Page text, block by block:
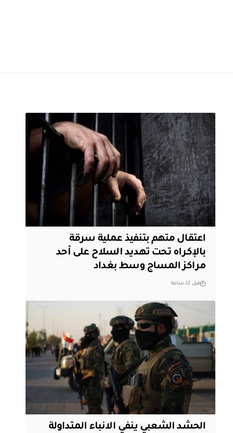
اعتقال متهم بتنفيذ عملية سرقة
بالإكراه تحت تهديد السلاح على أحد
مراكز المساج وسط بغداد
قبل 22 ساعة
الحشد الشعبي ينفي الانباء المتداولة